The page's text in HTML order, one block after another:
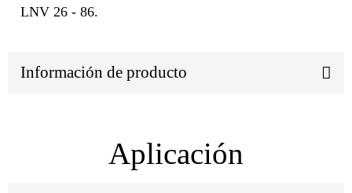
LNV 26 - 86.
Información de producto
Aplicación